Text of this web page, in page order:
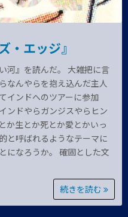
・エッジ』
河』を読んだ。 大雑把に言
なんやらを抱え込んだ主人
インドへのツアーに参加
ンドやらガンジスやらヒン
か生とか死とか愛とかいっ
と呼ばれるようなテーマに
になろうか。 確固とした文
続きを読む